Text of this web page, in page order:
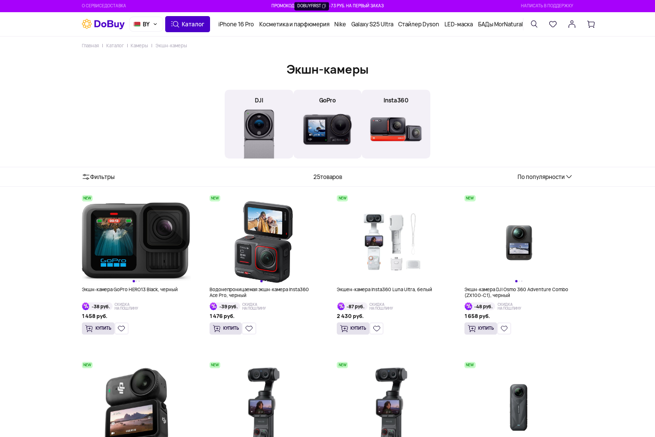
О СЕРВИСЕДОСТАВКА ПРОМОКОД DOBUYFIRST -73 РУБ. НА ПЕРВЫЙ ЗАКАЗ НАПИСАТЬ В ПОДДЕРЖКУ
BY Каталог iPhone 16 Pro Косметика и парфюмерия Nike Galaxy S25 Ultra Стайлер Dyson LED-маска БАДы MorNatural
Главная Каталог Камеры Экшн-камеры
Экшн-камеры
DJI GoPro Insta360
Фильтры 25товаров По популярности
NEW
Экшн-камера GoPro HERO13 Black, черный
-38 руб.
СКИДКА
НА ПОШЛИНУ
1 458 руб.
КУПИТЬ
NEW
Водонепроницаемая экшн-камера Insta360
Ace Pro, черный
-39 руб.
СКИДКА
НА ПОШЛИНУ
1 476 руб.
КУПИТЬ
NEW
Экшен-камера Insta360 Luna Ultra, белый
-87 руб.
СКИДКА
НА ПОШЛИНУ
2 430 руб.
КУПИТЬ
NEW
Экшн-камера DJI Osmo 360 Adventure Combo
(ZX100-C1), черный
-48 руб.
СКИДКА
НА ПОШЛИНУ
1 658 руб.
КУПИТЬ
NEW NEW NEW NEW